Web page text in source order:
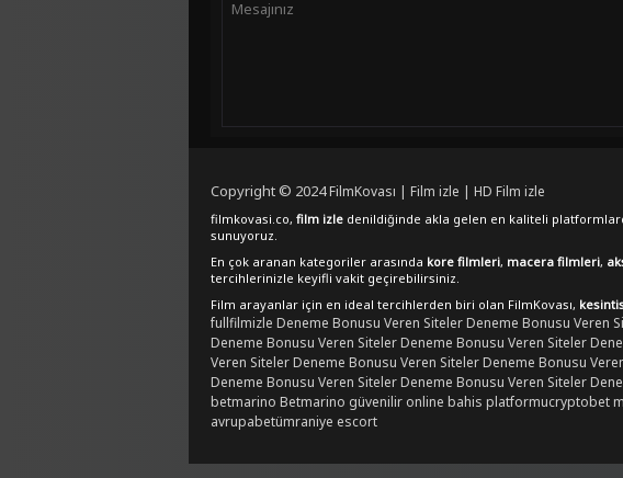
Copyright © 2024FilmKovası | Film izle | HD Film izle
filmkovasi.co, film izle denildiğinde akla gelen en kaliteli
sunuyoruz.
En çok aranan kategoriler arasında kore filmleri, macera filmleri,
tercihlerinizle keyifli vakit geçirebilirsiniz.
Film arayanlar için en ideal tercihlerden biri olan FilmKovası,
fullfilmizle Deneme Bonusu Veren SitelerDeneme Bonusu Veren
Deneme Bonusu Veren SitelerDeneme Bonusu Veren Siteler
Veren SitelerDeneme Bonusu Veren SitelerDeneme Bonusu
Deneme Bonusu Veren SitelerDeneme Bonusu Veren Siteler
betmarino Betmarino güvenilir online bahis platformucryptobet
avrupabetümraniye escort